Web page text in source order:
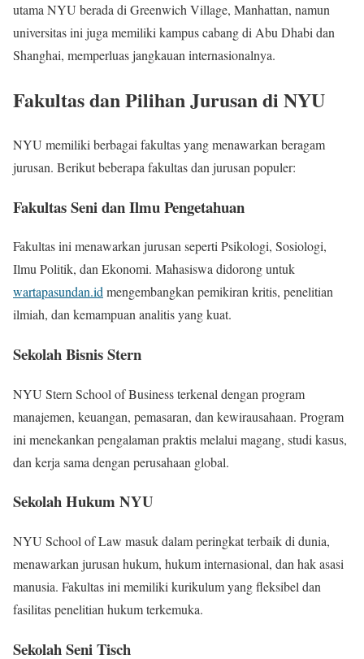
utama NYU berada di Greenwich Village, Manhattan, namun
universitas ini juga memiliki kampus cabang di Abu Dhabi dan
Shanghai, memperluas jangkauan internasionalnya.
Fakultas dan Pilihan Jurusan di NYU
NYU memiliki berbagai fakultas yang menawarkan beragam
jurusan. Berikut beberapa fakultas dan jurusan populer:
Fakultas Seni dan Ilmu Pengetahuan
Fakultas ini menawarkan jurusan seperti Psikologi, Sosiologi,
Ilmu Politik, dan Ekonomi. Mahasiswa didorong untuk
wartapasundan.idmengembangkan pemikiran kritis, penelitian
ilmiah, dan kemampuan analitis yang kuat.
Sekolah Bisnis Stern
NYU Stern School of Business terkenal dengan program
manajemen, keuangan, pemasaran, dan kewirausahaan. Program
ini menekankan pengalaman praktis melalui magang, studi kasus,
dan kerja sama dengan perusahaan global.
Sekolah Hukum NYU
NYU School of Law masuk dalam peringkat terbaik di dunia,
menawarkan jurusan hukum, hukum internasional, dan hak asasi
manusia. Fakultas ini memiliki kurikulum yang fleksibel dan
fasilitas penelitian hukum terkemuka.
Sekolah Seni Tisch